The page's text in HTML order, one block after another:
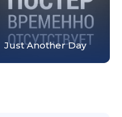
Just Another Day